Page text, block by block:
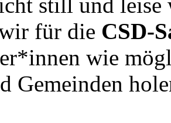
für die CSD-
wie
Gemeinden